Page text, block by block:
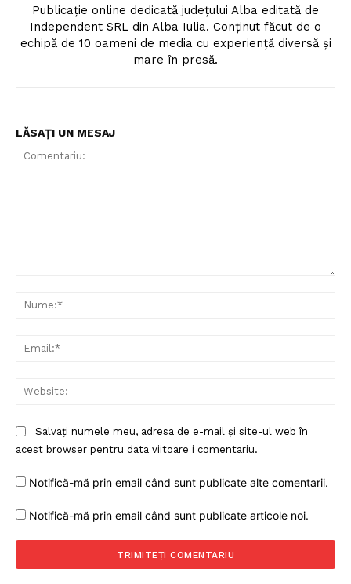
Publicație online dedicată județului Alba editată de
Independent SRL din Alba Iulia. Conținut făcut de o
echipă de 10 oameni de media cu experiență diversă și
mare în presă.
LĂSAȚI UN MESAJ
Salvați numele meu, adresa de e-mail și site-ul web în
acest browser pentru data viitoare i comentariu.
Notifică-mă prin email când sunt publicate alte comentarii.
Notifică-mă prin email când sunt publicate articole noi.